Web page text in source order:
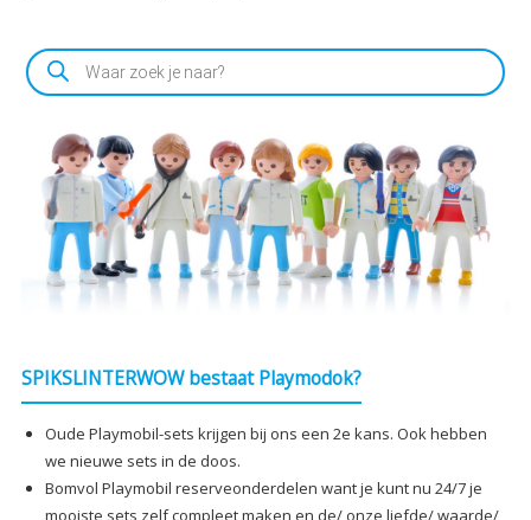
Producten
zoeken
SPIKSLINTERWOW bestaat Playmodok?
Oude Playmobil-sets krijgen bij ons een 2e kans. Ook hebben
we nieuwe sets in de doos.
Bomvol Playmobil reserveonderdelen want je kunt nu 24/7 je
mooiste sets zelf compleet maken en de/ onze liefde/ waarde/